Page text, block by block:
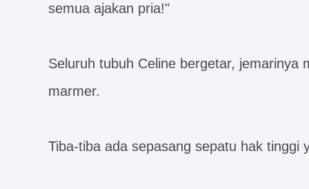
semua ajakan pria!"
Seluruh tubuh Celine bergetar, jemarinya
marmer.
Tiba-tiba ada sepasang sepatu hak tinggi